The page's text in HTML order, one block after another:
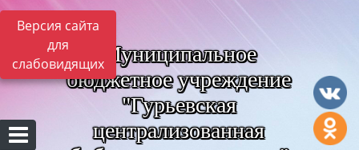
Версия сайта
для
слабовидящих Муниципальное
бюджетное учреждение
"Гурьевская
централизованная